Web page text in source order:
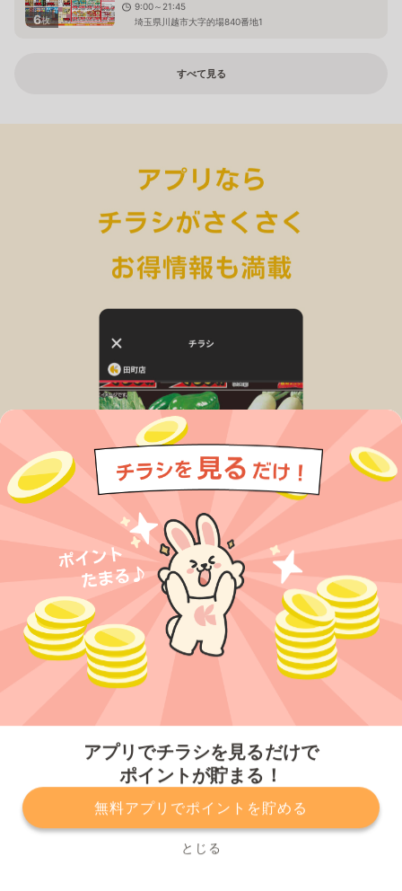
アプリでチラシを見るだけで
ポイントが貯まる！
無料アプリでポイントを貯める
とじる
6枚
9:00～21:45
埼玉県川越市大字的場840番地1
すべて見る
今すぐアプリをダウンロードする
プライバシーポリシー 利用規約
運営会社
サービスに関してのお問い合わせ
チラシ掲載をお考えの方